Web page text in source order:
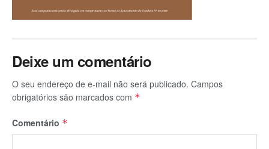
Deixe um comentário
O seu endereço de e-mail não será publicado. Campos
obrigatórios são marcados com *
Comentário *